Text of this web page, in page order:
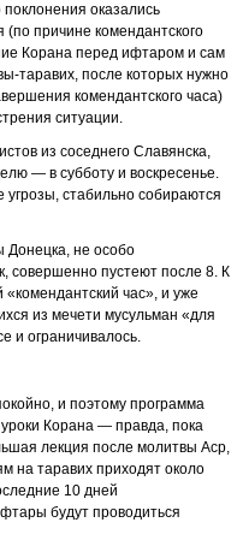
оказались
(по причине комендантского
Корана перед ифтаром и сам
таравих, после которых нужно
комендантского часа)
ситуации.
из соседнего Славянска,
— в субботу и воскресенье.
стабильно собираются
Донецка, не особо
совершенно пустеют после 8. К
час», и уже
из мечети мусульман «для
и ограничивалось.
и поэтому программа
Корана — правда, пока
лекция после молитвы Аср,
на таравих приходят около
10 дней
будут проводиться